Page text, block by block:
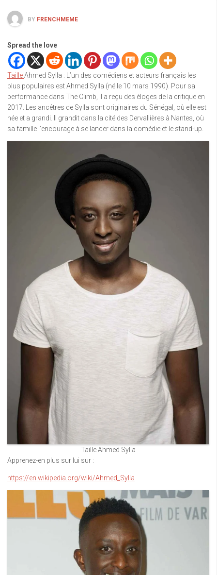
BY FRENCHMEME
Spread the love
TailleAhmed Sylla : L’un des comédiens et acteurs français les
plus populaires est Ahmed Sylla (né le 10 mars 1990). Pour sa
performance dans The Climb, il a reçu des éloges de la critique en
2017. Les ancêtres de Sylla sont originaires du Sénégal, où elle est
née et a grandi. Il grandit dans la cité des Dervallières à Nantes, où
sa famille l’encourage à se lancer dans la comédie et le stand-up.
Taille Ahmed Sylla
Apprenez-en plus sur lui sur :
https://en.wikipedia.org/wiki/Ahmed_Sylla